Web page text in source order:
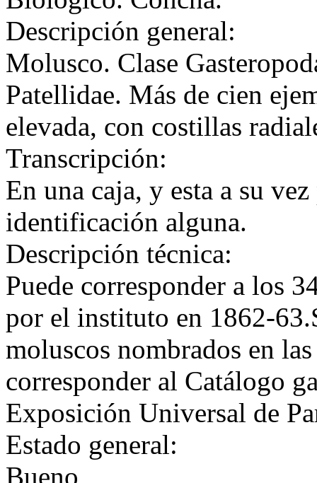
Descripción general:
Molusco. Clase
Patellidae. Más de cien
elevada, con costillas
Transcripción:
En una caja, y esta a su
identificación alguna.
Descripción técnica:
Puede corresponder a los
por el instituto en 1862-
moluscos nombrados en
corresponder al Catálogo
Exposición Universal de
Estado general:
Bueno